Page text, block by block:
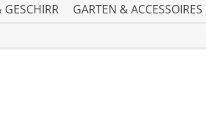
GARTEN & ACCESSOIRES